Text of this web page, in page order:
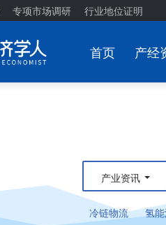
专项市场调研 行业地位证明
首页 产经
产业资讯
冷链物流 氢